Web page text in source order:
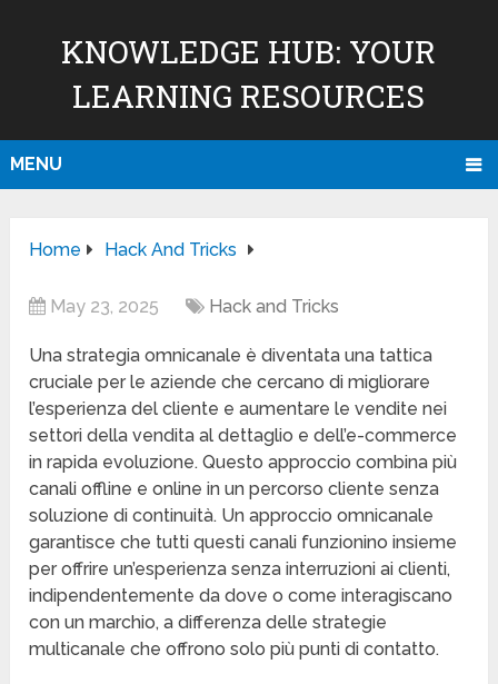
KNOWLEDGE HUB: YOUR
LEARNING RESOURCES
MENU
Home Hack And Tricks
May 23, 2025 Hack and Tricks
Una strategia omnicanale è diventata una tattica
cruciale per le aziende che cercano di migliorare
l’esperienza del cliente e aumentare le vendite nei
settori della vendita al dettaglio e dell’e-commerce
in rapida evoluzione. Questo approccio combina più
canali offline e online in un percorso cliente senza
soluzione di continuità. Un approccio omnicanale
garantisce che tutti questi canali funzionino insieme
per offrire un’esperienza senza interruzioni ai clienti,
indipendentemente da dove o come interagiscano
con un marchio, a differenza delle strategie
multicanale che offrono solo più punti di contatto.